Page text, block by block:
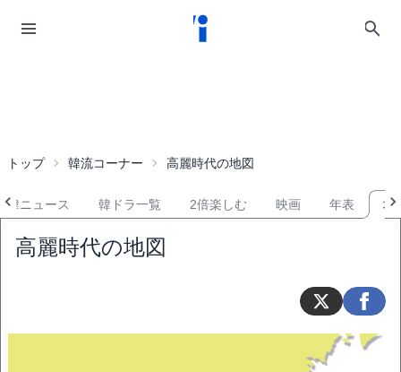
トップ 韓流コーナー 高麗時代の地図
韓ニュース 韓ドラ一覧 2倍楽しむ 映画 年表 地
高麗時代の地図